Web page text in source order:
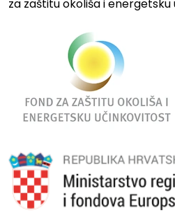
za zaštitu okoliša i